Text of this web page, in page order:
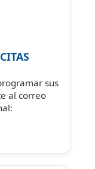
sus
al correo